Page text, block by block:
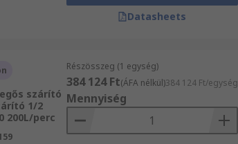
Datasheets
szárító
1/2
200L/perc
Részösszeg (1 egység)
384 124 Ft(ÁFA nélkül)384 124 Ft/egység
Mennyiség